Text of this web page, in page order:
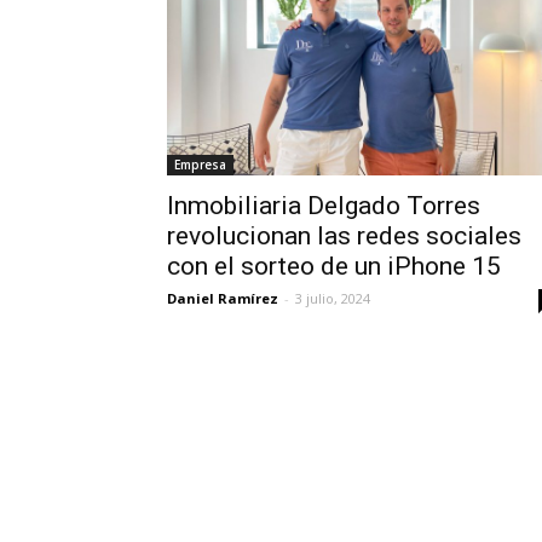
Empresa
Inmobiliaria Delgado Torres
revolucionan las redes sociales
con el sorteo de un iPhone 15
Daniel Ramírez - 3 julio, 2024